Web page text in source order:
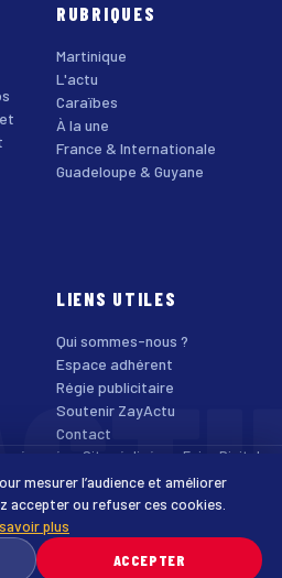
RUBRIQUES
Martinique
L'actu
Caraïbes
À la une
France & Internationale
Guadeloupe & Guyane
LIENS UTILES
Qui sommes-nous ?
Espace adhérent
Régie publicitaire
Soutenir ZayActu
Contact
réservés. · Site réalisé par Enjoy Digital
Cookies Accessibilité
mesurer l’audience et améliorer
accepter ou refuser ces cookies.
plus
ACCEPTER